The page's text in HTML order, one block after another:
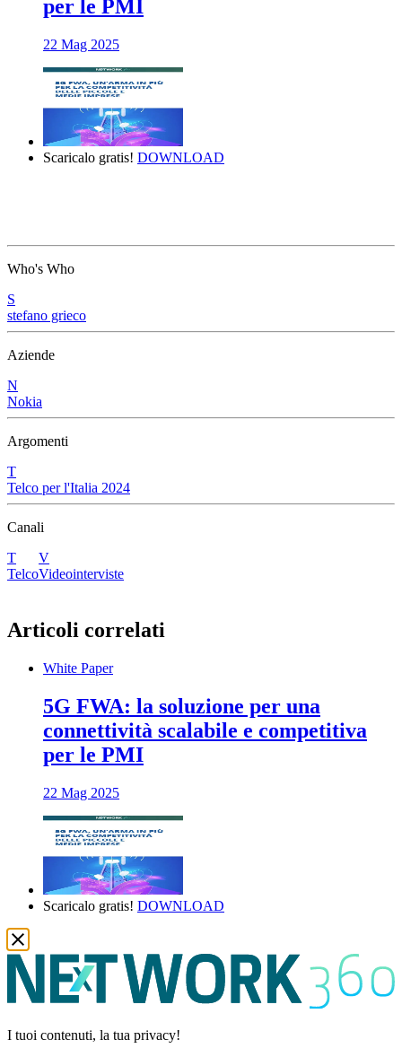
per le PMI
22 Mag 2025
Scaricalo gratis! DOWNLOAD
Who's Who
S
stefano grieco
Aziende
N
Nokia
Argomenti
T
Telco per l'Italia 2024
Canali
T
Telco
V
Videointerviste
Articoli correlati
White Paper
5G FWA: la soluzione per una
connettività scalabile e competitiva
per le PMI
22 Mag 2025
Scaricalo gratis! DOWNLOAD
I tuoi contenuti, la tua privacy!